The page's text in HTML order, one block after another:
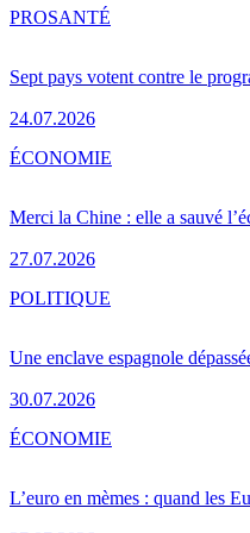
Sept pays votent contre le
24.07.2026
PROSANTÉ
Merci la Chine : elle a sauvé
27.07.2026
ÉCONOMIE
Une enclave espagnole
30.07.2026
POLITIQUE
L’euro en mèmes : quand les
ÉCONOMIE